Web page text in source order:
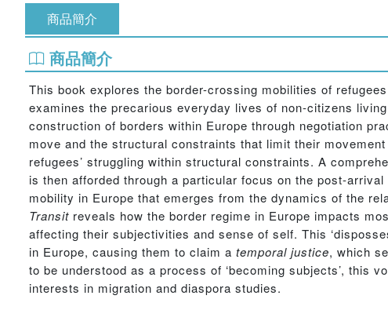
商品簡介
商品簡介
This book explores the border-crossing mobilities of
examines the precarious everyday lives of non-citizens
construction of borders within Europe through negotiation
move and the structural constraints that limit their
refugees’ struggling within structural constraints. A
is then afforded through a particular focus on the post-
mobility in Europe that emerges from the dynamics of the
Transit reveals how the border regime in Europe impacts
affecting their subjectivities and sense of self. This
in Europe, causing them to claim a temporal justice, which
to be understood as a process of ‘becoming subjects’, this
interests in migration and diaspora studies.